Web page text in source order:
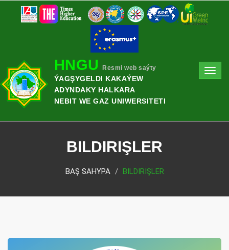
HNGU Resmi web saýty
ÝAGŞYGELDI KAKAÝEW
ADYNDAKY HALKARA
NEBIT WE GAZ UNIWERSITETI
BILDIRIŞLER
BAŞ SAHYPA BILDIRIŞLER